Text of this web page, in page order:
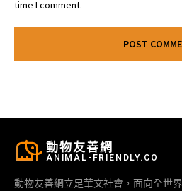
time I comment.
動物友善網
ANIMAL-FRIENDLY.CO
動物友善網立足華文社會，面向全世